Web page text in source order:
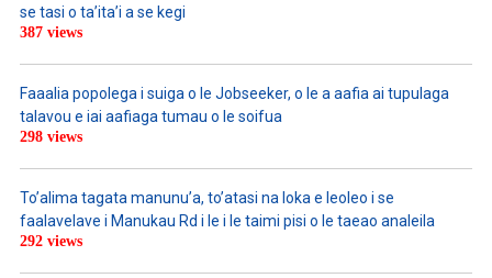
se tasi o ta’ita’i a se kegi
387 views
Faaalia popolega i suiga o le Jobseeker, o le a aafia ai tupulaga
talavou e iai aafiaga tumau o le soifua
298 views
To’alima tagata manunu’a, to’atasi na loka e leoleo i se
faalavelave i Manukau Rd i le i le taimi pisi o le taeao analeila
292 views